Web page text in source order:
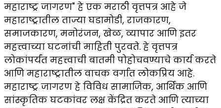
महाराष्ट्र जागरण" हे एक मराठी वृत्तपत्र आहे जे
महाराष्ट्रातील ताज्या घडामोडी, राजकारण,
समाजकारण, मनोरंजन, खेळ, व्यापार आणि इतर
महत्त्वाच्या घटनांची माहिती पुरवते. हे वृत्तपत्र
लोकांपर्यंत महत्त्वाची बातमी पोहोचवण्याचे कार्य करते
आणि महाराष्ट्रातील वाचक वर्गात लोकप्रिय आहे.
महाराष्ट्र जागरण हे विविध सामाजिक, आर्थिक आणि
सांस्कृतिक घटकांवर लक्ष केंद्रित करते आणि त्याच्या